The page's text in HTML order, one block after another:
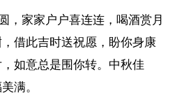
，家家户户喜连连，喝酒赏月
借此吉时送祝愿，盼你身康
如意总是围你转。中秋佳
满。